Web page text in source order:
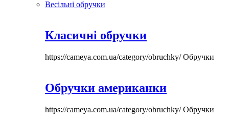
Весільні обручки
Класичні обручки
https://cameya.com.ua/category/obruchky/Обручки
Обручки американки
https://cameya.com.ua/category/obruchky/Обручки